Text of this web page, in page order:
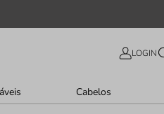
LOGIN
Cabelos